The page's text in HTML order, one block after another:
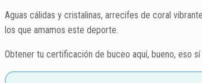
Aguas cálidas y cristalinas, arrecifes de coral
los que amamos este deporte.
Obtener tu certificación de buceo aquí, bueno, eso